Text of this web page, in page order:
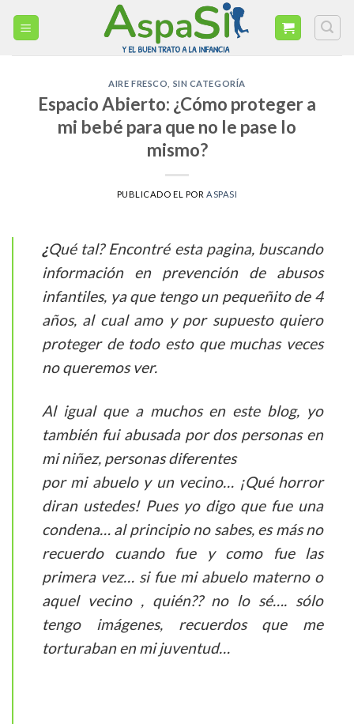
AIRE FRESCO SIN CATEGORÍA
Espacio Abierto: ¿Cómo proteger a
mi bebé para que no le pase lo
mismo?
PUBLICADO EL POR ASPASI
¿Qué tal? Encontré esta pagina, buscando
información en prevención de abusos
infantiles, ya que tengo un pequeñito de 4
años, al cual amo y por supuesto quiero
proteger de todo esto que muchas veces
no queremos ver.
Al igual que a muchos en este blog, yo
también fui abusada por dos personas en
mi niñez, personas diferentes
por mi abuelo y un vecino… ¡Qué horror
diran ustedes! Pues yo digo que fue una
condena… al principio no sabes, es más no
recuerdo cuando fue y como fue las
primera vez… si fue mi abuelo materno o
aquel vecino , quién?? no lo sé…. sólo
tengo imágenes, recuerdos que me
torturaban en mi juventud…